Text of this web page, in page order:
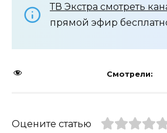
ТВ Экстра смотреть
прямой эфир
Смотрели:
Оцените статью